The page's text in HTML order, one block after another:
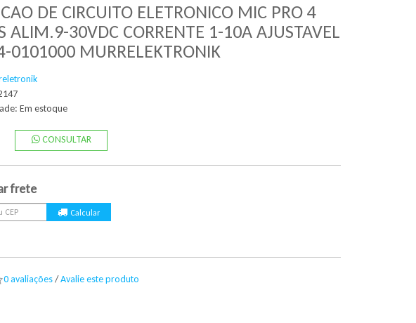
DE CIRCUITO ELETRONICO MIC PRO 4
ALIM.9-30VDC CORRENTE 1-10A AJUSTAVEL
0101000 MURRELEKTRONIK
Em estoque
CONSULTAR
frete
0 avaliações/Avalie este produto